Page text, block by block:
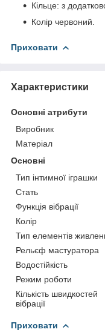
Кільце: з
Колір червоний.
Приховати
Характеристики
Основні атрибути
Виробник
Матеріал
Основні
Тип інтимної іграшки
Стать
Функція вібрації
Колір
Тип елементів
Рельєф мастуратора
Водостійкість
Режим роботи
Кількість швидкостей
вібрації
Приховати